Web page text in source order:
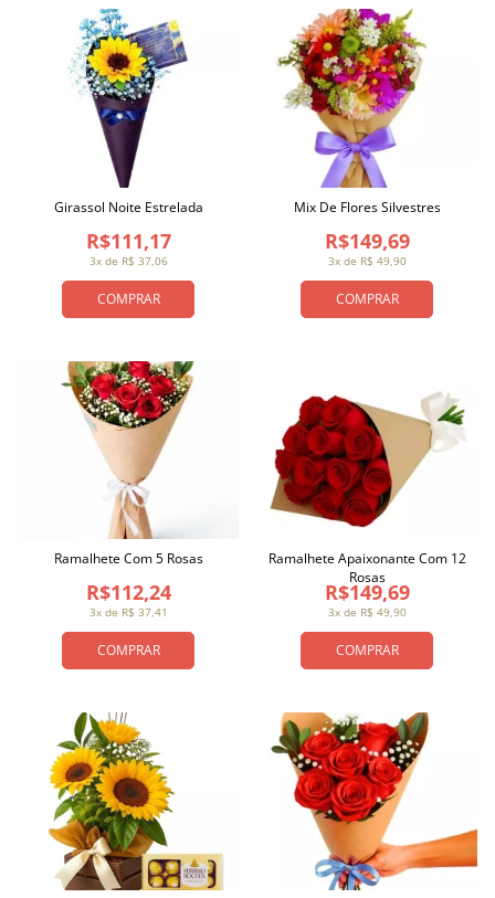
COMPRAR
3x de R$ 37,06
R$111,17
Girassol Noite Estrelada
COMPRAR
3x de R$ 49,90
R$149,69
Mix De Flores Silvestres
COMPRAR
3x de R$ 37,41
R$112,24
Ramalhete Com 5 Rosas
COMPRAR
3x de R$ 49,90
R$149,69
Ramalhete Apaixonante Com 12
Rosas